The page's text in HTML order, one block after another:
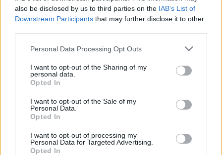
also be disclosed by us to third parties on the IAB’s List of
Downstream Participants that may further disclose it to other
Personal Data Processing Opt Outs
I want to opt-out of the Sharing of my
personal data.
Opted In
I want to opt-out of the Sale of my
Personal Data.
Opted In
I want to opt-out of processing my
Personal Data for Targeted Advertising.
Opted In